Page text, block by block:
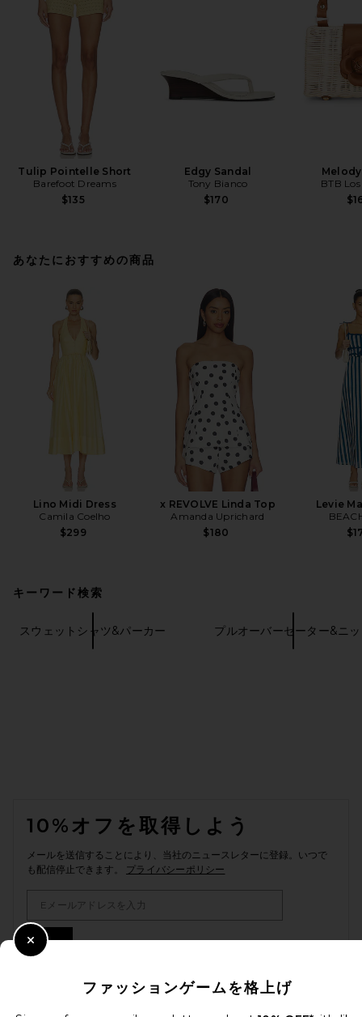
Tulip Pointelle Short
Barefoot Dreams
$135
Edgy Sandal
Tony Bianco
$170
BTB
あなたにおすすめの商品
Lino Midi Dress
Camila Coelho
$299
x REVOLVE Linda Top
Amanda Uprichard
$180
Levie
キーワード検索
スウェットシャツ&パーカー プルオーバーセーター&ニ
10%オフを取得しよう
メールを送信することにより、当社のニュースレターに登録。いつで
も配信停止できます。 プライバシーポリシー
Sign Up
ファッションゲームを格上げ
Close Modal